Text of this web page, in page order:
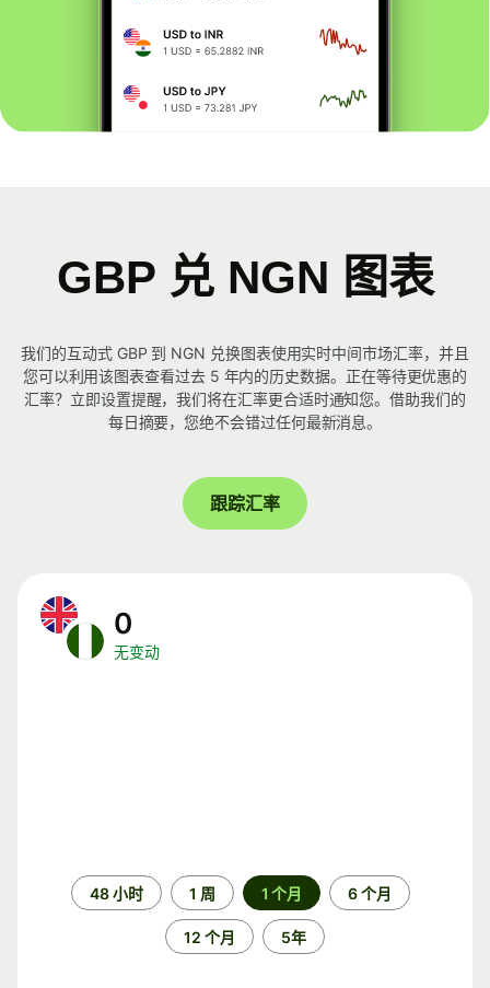
GBP 兑 NGN 图表
我们的互动式 GBP 到 NGN 兑换图表使用实时中间市场汇率，并且
您可以利用该图表查看过去 5 年内的历史数据。正在等待更优惠的
汇率？立即设置提醒，我们将在汇率更合适时通知您。借助我们的
每日摘要，您绝不会错过任何最新消息。
跟踪汇率
0
无变动
48 小时 1 周 1 个月 6 个月
12 个月 5年